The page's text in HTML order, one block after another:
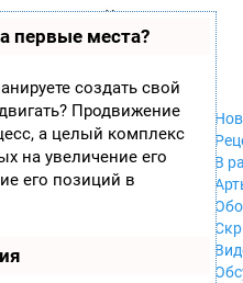
первые места?
создать свой
Продвижение
а целый комплекс
на увеличение его
его позиций в
П
ла
ф
ор
м
ы
Xbox 360
Xbox
GameCube
PS2
PS3
В